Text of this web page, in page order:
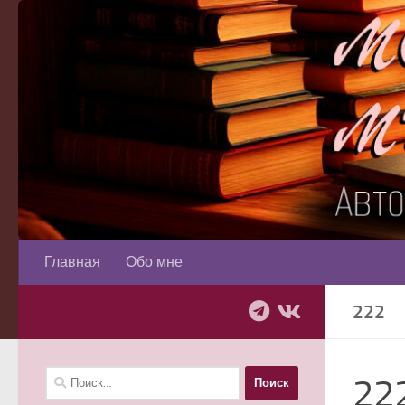
Перейти к содержимому
Главная Обо мне
222
Найти: